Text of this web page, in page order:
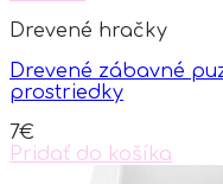
Drevené hračky
Drevené zábavné
prostriedky
7€
Pridať do košíka